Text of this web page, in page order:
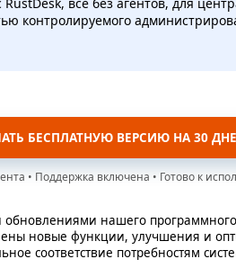
контролируемого
БЕСПЛАТНУЮ ВЕРСИЮ НА 30
• Поддержка включена • Готово к
обновлениями нашего
новые функции, улучшения и
соответствие потребностям